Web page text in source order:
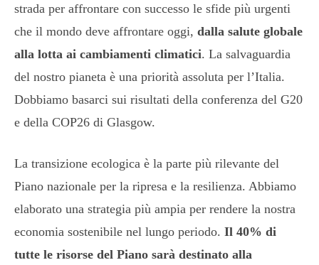
strada per affrontare con successo le sfide più urgenti
che il mondo deve affrontare oggi, dalla salute globale
alla lotta ai cambiamenti climatici. La salvaguardia
del nostro pianeta è una priorità assoluta per l’Italia.
Dobbiamo basarci sui risultati della conferenza del G20
e della COP26 di Glasgow.
La transizione ecologica è la parte più rilevante del
Piano nazionale per la ripresa e la resilienza. Abbiamo
elaborato una strategia più ampia per rendere la nostra
economia sostenibile nel lungo periodo. Il 40% di
tutte le risorse del Piano sarà destinato alla